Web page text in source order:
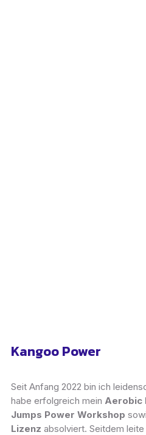
Kangoo Power
Seit Anfang 2022 bin ich
habe erfolgreich mein Aerobic
Jumps Power Workshop
Lizenz absolviert. Seitdem